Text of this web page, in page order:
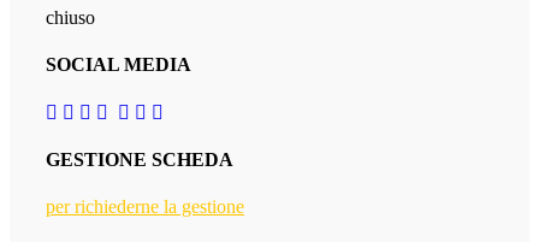
chiuso
SOCIAL MEDIA
GESTIONE SCHEDA
per richiederne la gestione